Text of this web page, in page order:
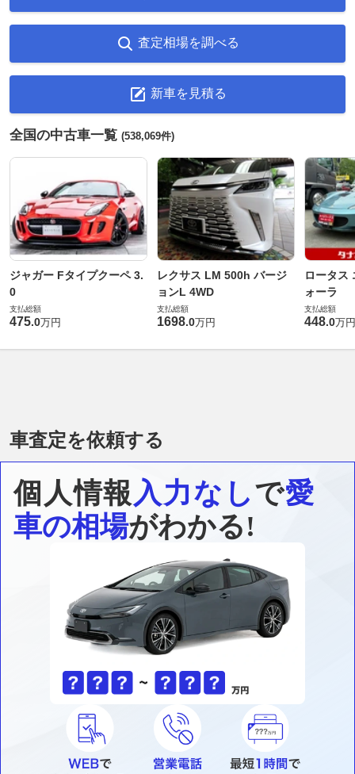
査定相場を調べる
新車を見積る
全国の中古車一覧 (538,069件)
ジャガー Fタイプクーペ 3.
0
支払総額
475.0万円
レクサス LM 500h バージ
ョンL 4WD
支払総額
1698.0万円
ロータス
ォーラ
支払総額
448.0万円
車査定を依頼する
個人情報入力なしで愛
車の相場がわかる!